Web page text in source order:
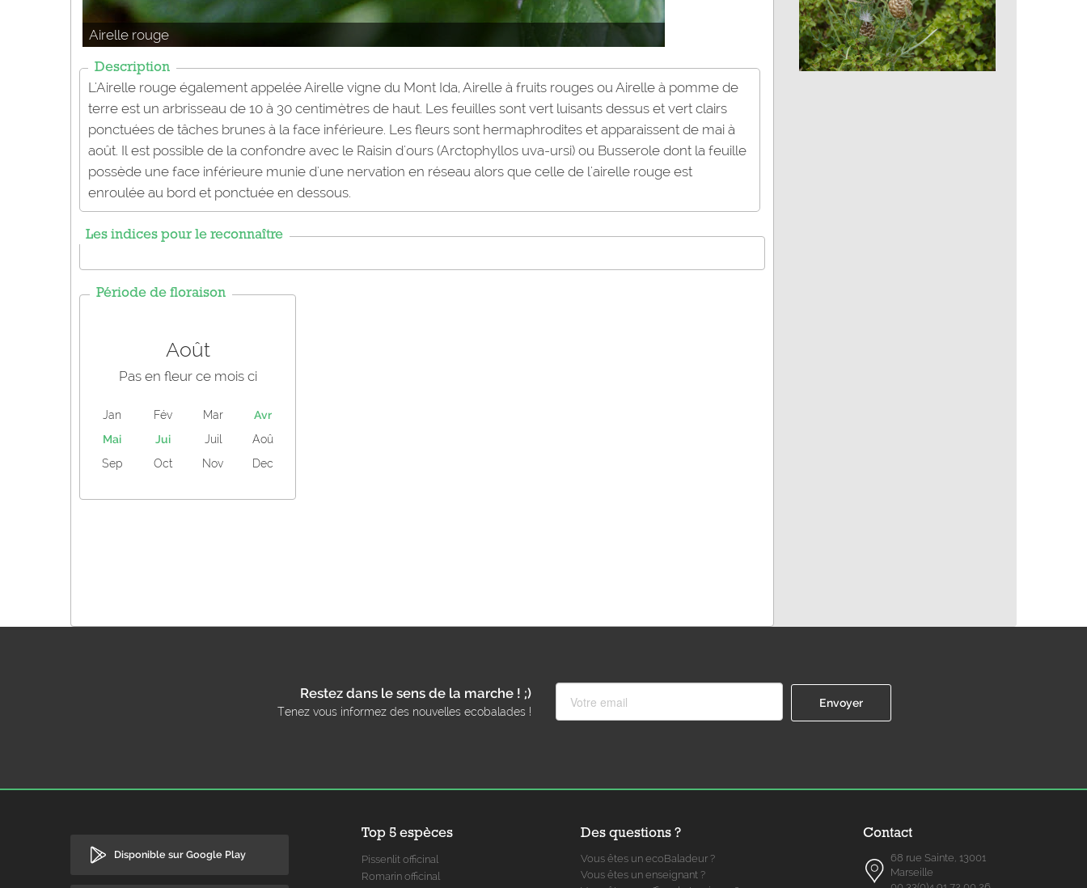
Airelle rouge
Description
L'Airelle rouge également appelée Airelle vigne du Mont Ida, Airelle à fruits rouges ou Airelle à pomme de
terre est un arbrisseau de 10 à 30 centimètres de haut. Les feuilles sont vert luisants dessus et vert clairs
ponctuées de tâches brunes à la face inférieure. Les fleurs sont hermaphrodites et apparaissent de mai à
août. Il est possible de la confondre avec le Raisin d'ours (Arctophyllos uva-ursi) ou Busserole dont la feuille
possède une face inférieure munie d'une nervation en réseau alors que celle de l'airelle rouge est
enroulée au bord et ponctuée en dessous.
Les indices pour le reconnaître
Période de floraison
Août
Pas en fleur ce mois ci
Jan Fév Mar
Avr
Mai
Jui Juil
Aoû
Sep
Oct Nov Dec
Restez dans le sens de la marche ! ;)
Tenez vous informez des nouvelles ecobalades !
Disponible sur Google Play
Top 5 espèces
Pissenlit officinal
Romarin officinal
Des questions ?
Vous êtes un ecoBaladeur ?
Vous êtes un enseignant ?
Contact
68 rue Sainte, 13001
Marseille